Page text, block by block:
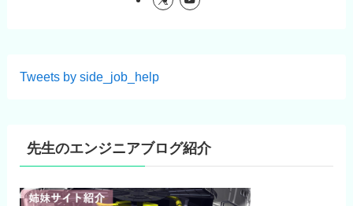
Tweets by side_job_help
先生のエンジニアブログ紹介